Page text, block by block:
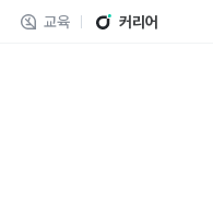
교육 커리어